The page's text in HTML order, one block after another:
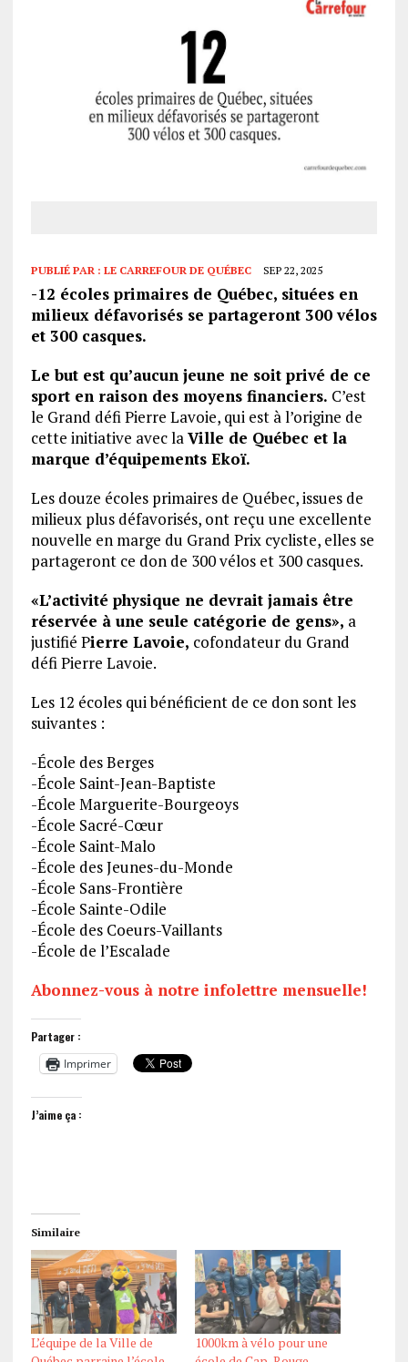
PUBLIÉ PAR : LE CARREFOUR DE QUÉBEC SEP 22, 2025
-12 écoles primaires de Québec, situées en
milieux défavorisés se partageront 300 vélos
et 300 casques.
Le but est qu’aucun jeune ne soit privé de ce
sport en raison des moyens financiers. C’est
le Grand défi Pierre Lavoie, qui est à l’origine de
cette initiative avec laVille de Québec et la
marque d’équipements Ekoï.
Les douze écoles primaires de Québec, issues de
milieux plus défavorisés, ont reçu une excellente
nouvelle en marge du Grand Prix cycliste, elles se
partageront ce don de 300 vélos et 300 casques.
«L’activité physique ne devrait jamais être
réservée à une seule catégorie de gens», a
justifié Pierre Lavoie, cofondateur du Grand
défi Pierre Lavoie.
Les 12 écoles qui bénéficient de ce don sont les
suivantes :
-École des Berges
-École Saint-Jean-Baptiste
-École Marguerite-Bourgeoys
-École Sacré-Cœur
-École Saint-Malo
-École des Jeunes-du-Monde
-École Sans-Frontière
-École Sainte-Odile
-École des Coeurs-Vaillants
-École de l’Escalade
Abonnez-vous à notre infolettre mensuelle!
Partager :
Imprimer
J’aime ça :
Similaire
L’équipe de la Ville de
1000km à vélo pour une